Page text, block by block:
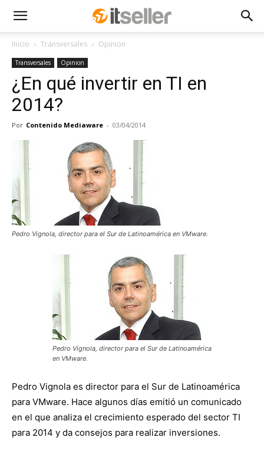
Inicio Transversales Opinion
Transversales Opinion
¿En qué invertir en TI en
2014?
Por Contenido Mediaware - 03/04/2014
Pedro Vignola, director para el Sur de Latinoamérica en VMware.
Pedro Vignola, director para el Sur de Latinoamérica
en VMware.
Pedro Vignola es director para el Sur de Latinoamérica
para VMware. Hace algunos días emitió un comunicado
en el que analiza el crecimiento esperado del sector TI
para 2014 y da consejos para realizar inversiones.